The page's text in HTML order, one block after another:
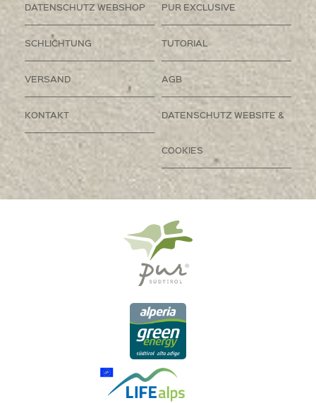
DATENSCHUTZ WEBSHOP PUR EXCLUSIVE
SCHLICHTUNG TUTORIAL
VERSAND AGB
KONTAKT DATENSCHUTZ WEBSITE &
COOKIES